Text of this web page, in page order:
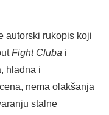
autorski rukopis koji
Fight Cluba i
hladna i
nema olakšanja
stalne